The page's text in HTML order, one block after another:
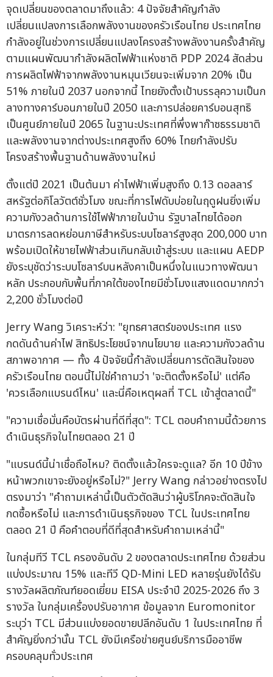
จุดเปลี่ยนของตลาดมาถึงแล้ว: 4 ปัจจัยสำคัญกำลัง
เปลี่ยนแปลงการเลือกพลังงานของครัวเรือนไทย ประเทศไทย
กำลังอยู่ในช่วงการเปลี่ยนแปลงโครงสร้างพลังงานครั้งสำคัญ
ตามแผนพัฒนากำลังผลิตไฟฟ้าแห่งชาติ PDP 2024 สัดส่วน
การผลิตไฟฟ้าจากพลังงานหมุนเวียนจะเพิ่มจาก 20% เป็น
51% ภายในปี 2037 นอกจากนี้ ไทยยังตั้งเป้าบรรลุความเป็นก
ลางทางคาร์บอนภายในปี 2050 และการปล่อยคาร์บอนสุทธิ
เป็นศูนย์ภายในปี 2065 ในฐานะประเทศที่พึ่งพาก๊าซธรรมชาติ
และพลังงานจากต่างประเทศสูงถึง 60% ไทยกำลังปรับ
โครงสร้างพื้นฐานด้านพลังงานใหม่
ตั้งแต่ปี 2021 เป็นต้นมา ค่าไฟฟ้าเพิ่มสูงถึง 0.13 ดอลลาร์
สหรัฐต่อกิโลวัตต์ชั่วโมง ขณะที่การไฟดับบ่อยในฤดูฝนยิ่งเพิ่ม
ความกังวลด้านการใช้ไฟฟ้าภายในบ้าน รัฐบาลไทยได้ออก
มาตรการลดหย่อนภาษีสำหรับระบบโซลาร์สูงสุด 200,000 บาท
พร้อมเปิดให้ขายไฟฟ้าส่วนเกินกลับเข้าสู่ระบบ และแผน AEDP
ยังระบุชัดว่าระบบโซลาร์บนหลังคาเป็นหนึ่งในแนวทางพัฒนา
หลัก ประกอบกับพื้นที่ภาคใต้ของไทยมีชั่วโมงแสงแดดมากกว่า
2,200 ชั่วโมงต่อปี
Jerry Wang วิเคราะห์ว่า: "ยุทธศาสตร์ของประเทศ แรง
กดดันด้านค่าไฟ สิทธิประโยชน์จากนโยบาย และความกังวลด้าน
สภาพอากาศ — ทั้ง 4 ปัจจัยนี้กำลังเปลี่ยนการตัดสินใจของ
ครัวเรือนไทย ตอนนี้ไม่ใช่คำถามว่า 'จะติดตั้งหรือไม่' แต่คือ
'ควรเลือกแบรนด์ไหน' และนี่คือเหตุผลที่ TCL เข้าสู่ตลาดนี้"
"ความเชื่อมั่นคือบัตรผ่านที่ดีที่สุด": TCL ตอบคำถามนี้ด้วยการ
ดำเนินธุรกิจในไทยตลอด 21 ปี
"แบรนด์นี้น่าเชื่อถือไหม? ติดตั้งแล้วใครจะดูแล? อีก 10 ปีข้าง
หน้าพวกเขาจะยังอยู่หรือไม่?" Jerry Wang กล่าวอย่างตรงไป
ตรงมาว่า "คำถามเหล่านี้เป็นตัวตัดสินว่าผู้บริโภคจะตัดสินใจ
กดซื้อหรือไม่ และการดำเนินธุรกิจของ TCL ในประเทศไทย
ตลอด 21 ปี คือคำตอบที่ดีที่สุดสำหรับคำถามเหล่านี้"
ในกลุ่มทีวี TCL ครองอันดับ 2 ของตลาดประเทศไทย ด้วยส่วน
แบ่งประมาณ 15% และทีวี QD-Mini LED หลายรุ่นยังได้รับ
รางวัลผลิตภัณฑ์ยอดเยี่ยม EISA ประจำปี 2025-2026 ถึง 3
รางวัล ในกลุ่มเครื่องปรับอากาศ ข้อมูลจาก Euromonitor
ระบุว่า TCL มีส่วนแบ่งยอดขายปลีกอันดับ 1 ในประเทศไทย ที่
สำคัญยิ่งกว่านั้น TCL ยังมีเครือข่ายศูนย์บริการมืออาชีพ
ครอบคลุมทั่วประเทศ